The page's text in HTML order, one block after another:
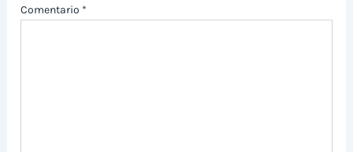
Comentario *